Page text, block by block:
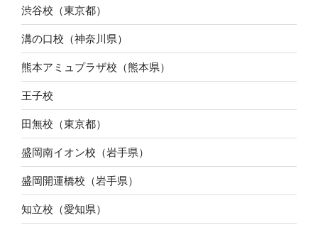
渋谷校（東京都）
溝の口校（神奈川県）
熊本アミュプラザ校（熊本県）
王子校
田無校（東京都）
盛岡南イオン校（岩手県）
盛岡開運橋校（岩手県）
知立校（愛知県）